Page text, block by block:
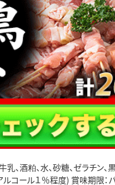
、酒粕、水、砂糖、ゼラチ
コール１％程度) 賞味期限